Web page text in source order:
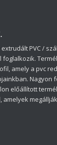
extrudált PVC /
amely a pvc
Nagyon
előállított
amelyek